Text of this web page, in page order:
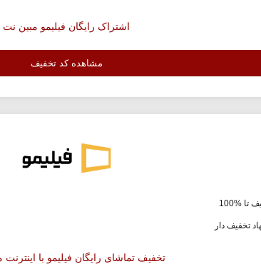
اشتراک رایگان فیلیمو مبین نت
مشاهده کد تخفیف
تا %100
تخفیف دار
تخفیف تماشای رایگان فیلیمو با اینترنت